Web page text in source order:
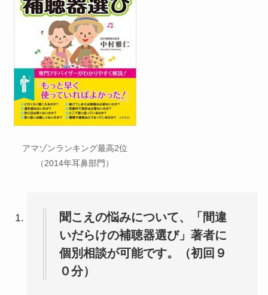
アマゾンランキング最高2位
（2014年耳鼻部門）
聞こえの悩みについて、「間違
いだらけの補聴器選び」著者に
個別相談が可能です。（初回９
０分）